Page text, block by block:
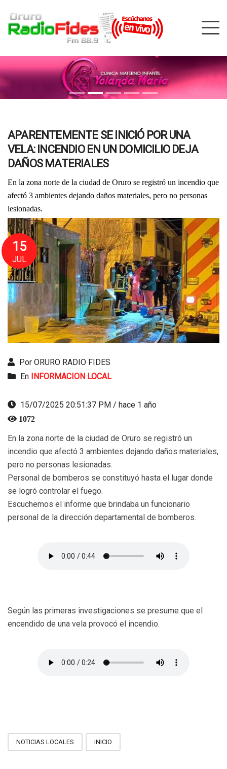
APARENTEMENTE SE INICIÓ POR UNA
VELA: INCENDIO EN UN DOMICILIO DEJA
DAÑOS MATERIALES
En la zona norte de la ciudad de Oruro se registró un incendio que
afectó 3 ambientes dejando daños materiales, pero no personas
lesionadas.
15
JUL
Por ORURO RADIO FIDES
En INFORMACION LOCAL
15/07/2025 20:51:37 PM / hace 1 año
1072
En la zona norte de la ciudad de Oruro se registró un
incendio que afectó 3 ambientes dejando daños materiales,
pero no personas lesionadas.
Personal de bomberos se constituyó hasta el lugar donde
se logró controlar el fuego.
Escuchemos el informe que brindaba un funcionario
personal de la dirección departamental de bomberos.
Según las primeras investigaciones se presume que el
encendido de una vela provocó el incendio.
NOTICIAS LOCALES INICIO